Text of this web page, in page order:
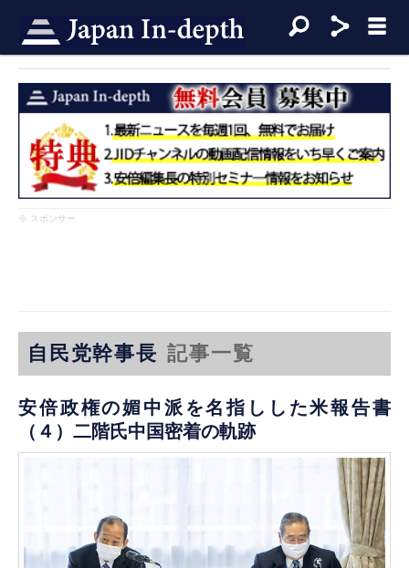
※ スポンサー
自民党幹事長 記事一覧
安倍政権の媚中派を名指しした米報告書
（４）二階氏中国密着の軌跡